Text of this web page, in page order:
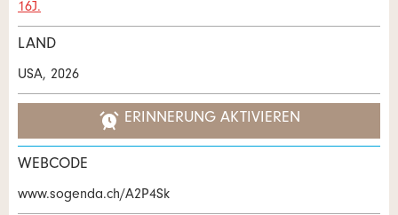
16J.
LAND
USA, 2026
ERINNERUNG AKTIVIEREN
WEBCODE
www.sogenda.ch/A2P4Sk